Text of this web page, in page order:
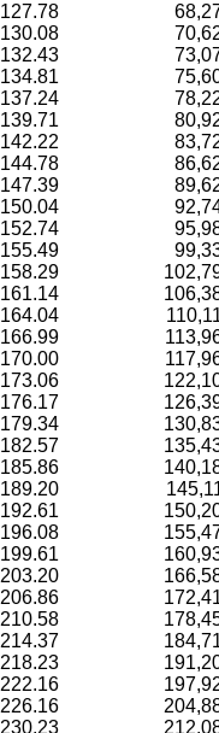
127.78
130.08
132.43
134.81
137.24
139.71
142.22
144.78
147.39
150.04
152.74
155.49
158.29
161.14
164.04
166.99
170.00
173.06
176.17
179.34
182.57
185.86
189.20
192.61
196.08
199.61
203.20
206.86
210.58
214.37
218.23
222.16
226.16
230.23